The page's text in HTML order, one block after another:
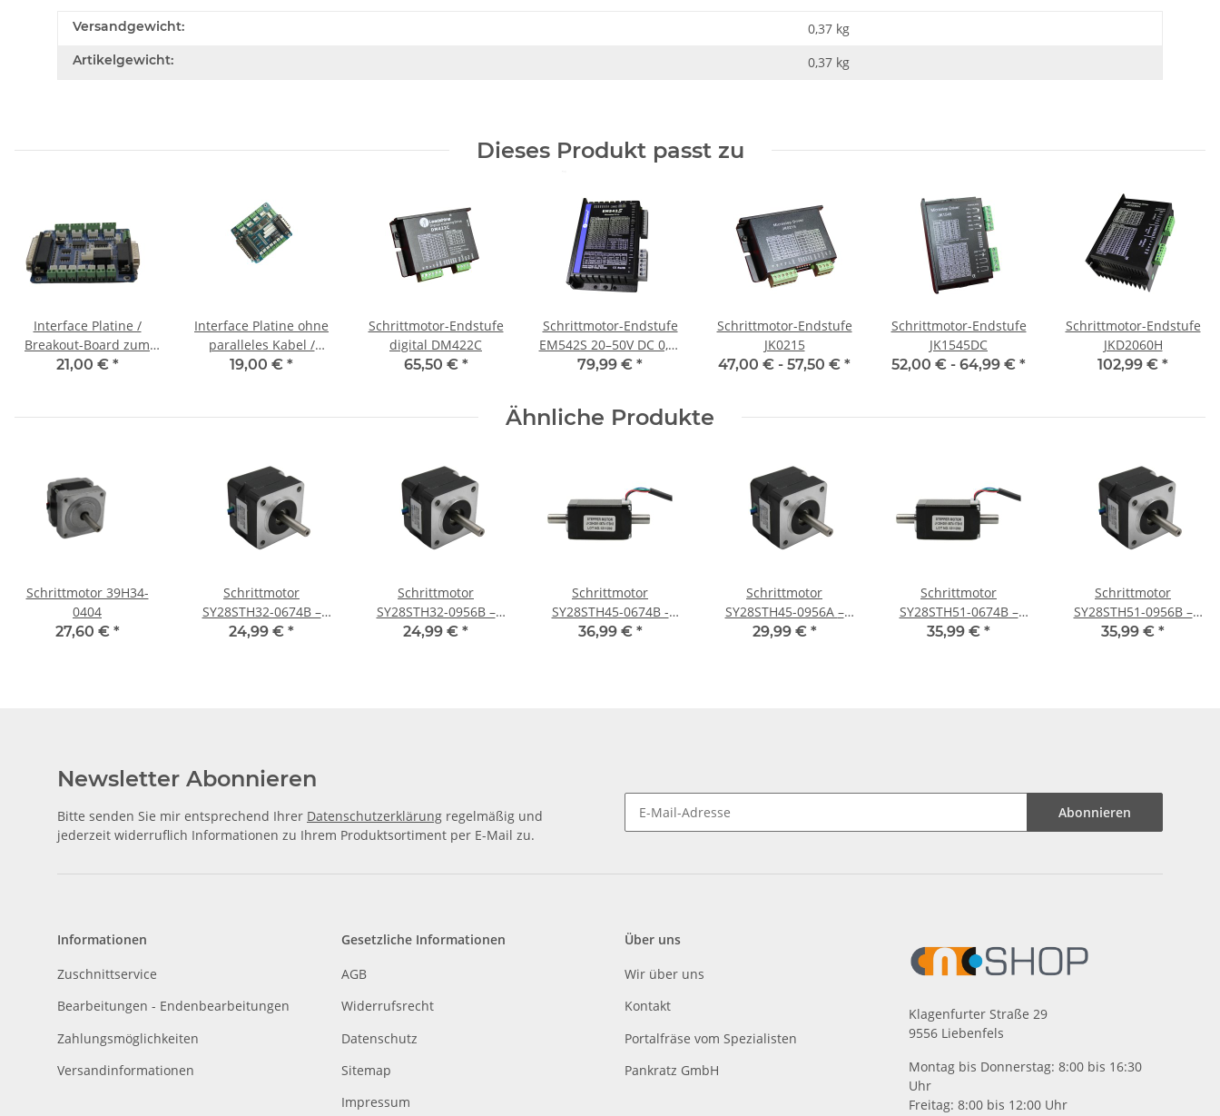
Versandgewicht: 0,37 kg
Artikelgewicht: 0,37 kg
Dieses Produkt passt zu
Interface Platine /
Breakout-Board zum
Anschluss an PC
21,00 € *
Interface Platine ohne
paralleles Kabel /
Breakout-Board zum
19,00 € *
Schrittmotor-Endstufe
digital DM422C
65,50 € *
Schrittmotor-Endstufe
EM542S 20–50V DC 0,5–
4,2A
79,99 € *
Schrittmotor-Endstufe
JK0215
47,00 € - 57,50 € *
Schrittmotor-Endstufe
JK1545DC
52,00 € - 64,99 € *
Schrittmotor-Endstufe
JKD2060H
102,99 € *
Ähnliche Produkte
Schrittmotor 39H34-
0404
27,60 € *
Schrittmotor
SY28STH32-0674B –
NEMA 11, 0,67A, 32 mm
24,99 € *
Schrittmotor
SY28STH32-0956B –
NEMA 11, 0,95A, 32 mm
24,99 € *
Schrittmotor
SY28STH45-0674B -
NEMA 11, 0,95A, 32 mm
36,99 € *
Schrittmotor
SY28STH45-0956A –
NEMA 11, 0,95A, 32 mm
29,99 € *
Schrittmotor
SY28STH51-0674B –
NEMA 11, 0,67A.
35,99 € *
Schrittmotor
SY28STH51-0956B –
NEMA 11, 0,95A, 50,5
35,99 € *
Newsletter Abonnieren
Bitte senden Sie mir entsprechend Ihrer Datenschutzerklärung regelmäßig und
jederzeit widerruflich Informationen zu Ihrem Produktsortiment per E-Mail zu.
Abonnieren
Informationen
Zuschnittservice
Bearbeitungen - Endenbearbeitungen
Zahlungsmöglichkeiten
Versandinformationen
Gesetzliche Informationen
AGB
Widerrufsrecht
Datenschutz
Sitemap
Impressum
Über uns
Wir über uns
Kontakt
Portalfräse vom Spezialisten
Pankratz GmbH
Klagenfurter Straße 29
9556 Liebenfels
Montag bis Donnerstag: 8:00 bis 16:30
Uhr
Freitag: 8:00 bis 12:00 Uhr